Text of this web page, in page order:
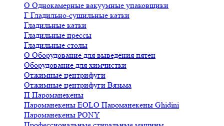
О Однокамерные вакуумные упаковщики
Г Гладильно-сушильные катки
Гладильные катки
Гладильные прессы
Гладильные столы
О Оборудование для выведения пятен
Оборудование для химчистки
Отжимные центрифуги
Отжимные центрифуги Вязьма
П Пароманекены
Пароманекены EOLO Пароманекены Ghidini
Пароманекены PONY